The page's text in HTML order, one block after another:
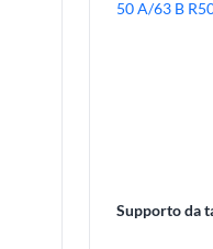
Supporto da